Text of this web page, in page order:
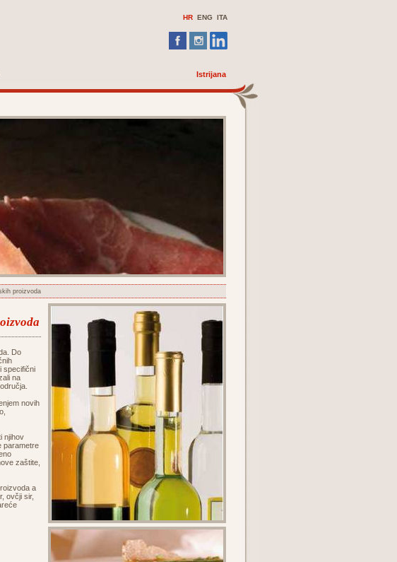
HR ENG ITA
Istrijana
proizvoda
Do
specifični
na
novih
njihov
parametre
zaštite,
a
ovčji sir,